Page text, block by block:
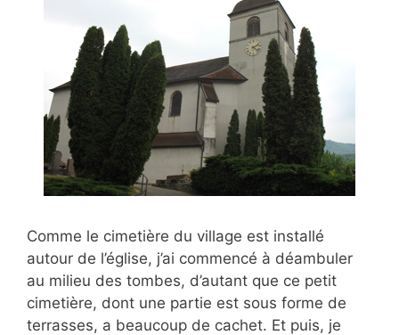
Comme le cimetière du village est installé
autour de l’église, j’ai commencé à déambuler
au milieu des tombes, d’autant que ce petit
cimetière, dont une partie est sous forme de
terrasses, a beaucoup de cachet. Et puis, je